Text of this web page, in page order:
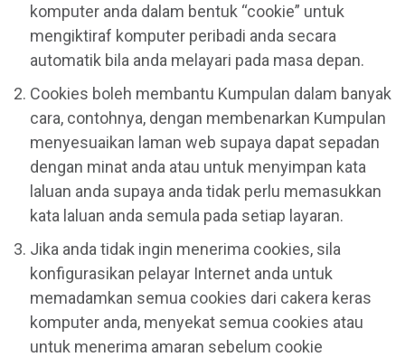
komputer anda dalam bentuk “cookie” untuk
mengiktiraf komputer peribadi anda secara
automatik bila anda melayari pada masa depan.
Cookies boleh membantu Kumpulan dalam banyak
cara, contohnya, dengan membenarkan Kumpulan
menyesuaikan laman web supaya dapat sepadan
dengan minat anda atau untuk menyimpan kata
laluan anda supaya anda tidak perlu memasukkan
kata laluan anda semula pada setiap layaran.
Jika anda tidak ingin menerima cookies, sila
konfigurasikan pelayar Internet anda untuk
memadamkan semua cookies dari cakera keras
komputer anda, menyekat semua cookies atau
untuk menerima amaran sebelum cookie